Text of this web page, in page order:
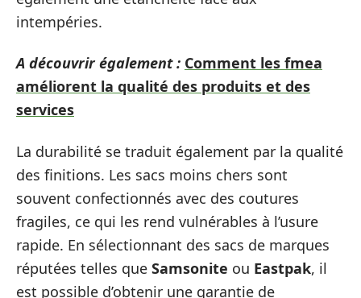
intempéries.
A découvrir également : Comment les fmea
améliorent la qualité des produits et des
services
La durabilité se traduit également par la qualité
des finitions. Les sacs moins chers sont
souvent confectionnés avec des coutures
fragiles, ce qui les rend vulnérables à l’usure
rapide. En sélectionnant des sacs de marques
réputées telles que Samsonite ou Eastpak, il
est possible d’obtenir une garantie de